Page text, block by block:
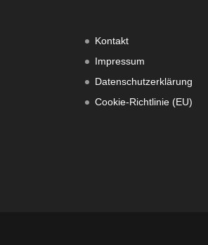
Kontakt
Impressum
Datenschutzerklärung
Cookie-Richtlinie (EU)